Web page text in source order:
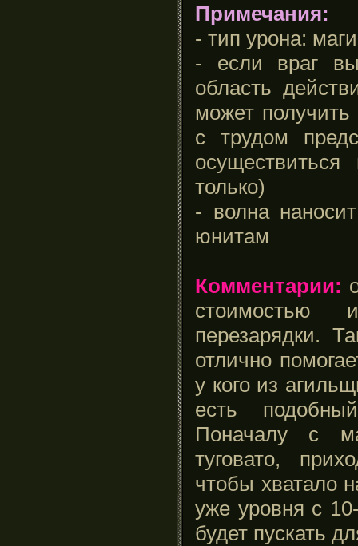
Примечания:
- тип урона:
- если враг
область
может
с трудом
только)
- волна
юнитам
Комментарии:
перезарядки.
отлично
у кого из
есть
Поначалу с
туговато,
чтобы хватало
уже уровня с
будет пускать